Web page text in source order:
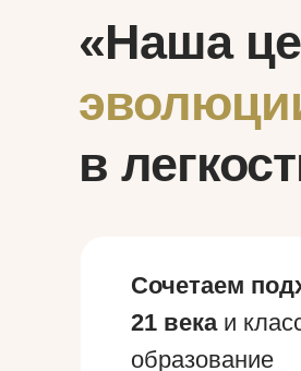
Сочетаем
21 векаи
образование
«Наша
в